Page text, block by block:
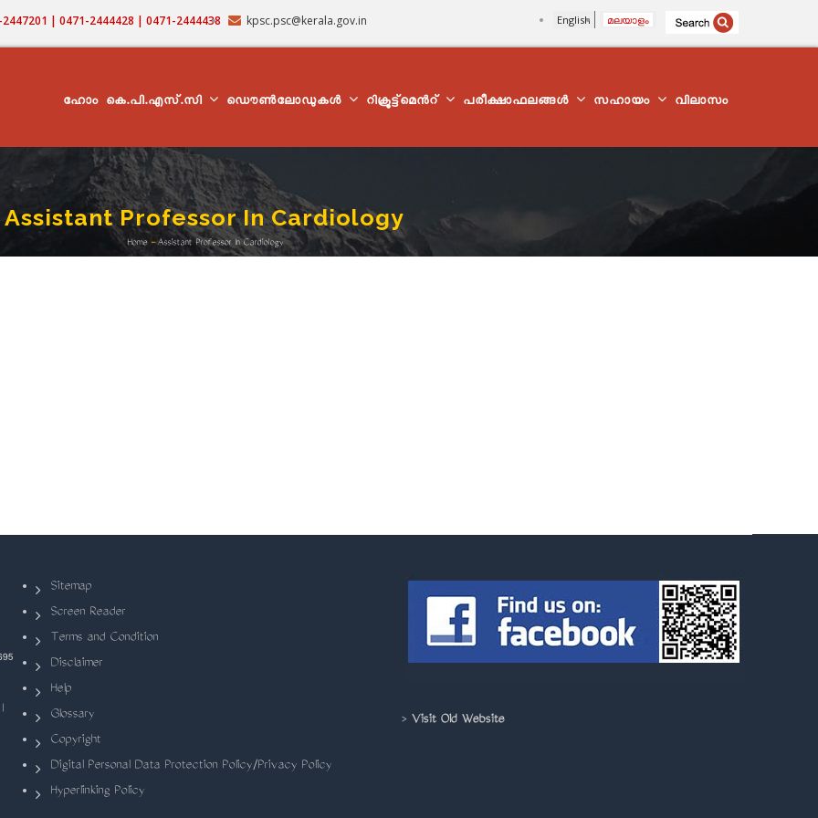
| 0471-2444428 | 0471-2444438 kpsc.psc@kerala.gov.in English മലയാളം
NAVIGATION
ഹോം കെ.പി.എസ്.സി ഡൌൺലോഡുകൾ റിക്രൂട്ട്മെന്‍റ് പരീക്ഷാഫലങ്ങൾ സഹായം വിലാസം
Assistant Professor In Cardiology
Breadcrumb
Home - Assistant Professor In Cardiology
Sitemap
Screen Reader
Terms and Condition
Disclaimer
Help
Glossary
Copyright
Digital Personal Data Protection Policy/Privacy Policy
Hyperlinking Policy
> Visit Old Website